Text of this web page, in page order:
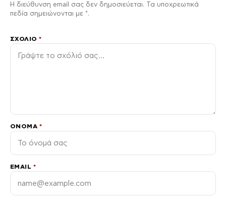
Η διεύθυνση email σας δεν δημοσιεύεται. Τα υποχρεωτικά
πεδία σημειώνονται με *.
ΣΧΌΛΙΟ*
ΌΝΟΜΑ *
EMAIL *